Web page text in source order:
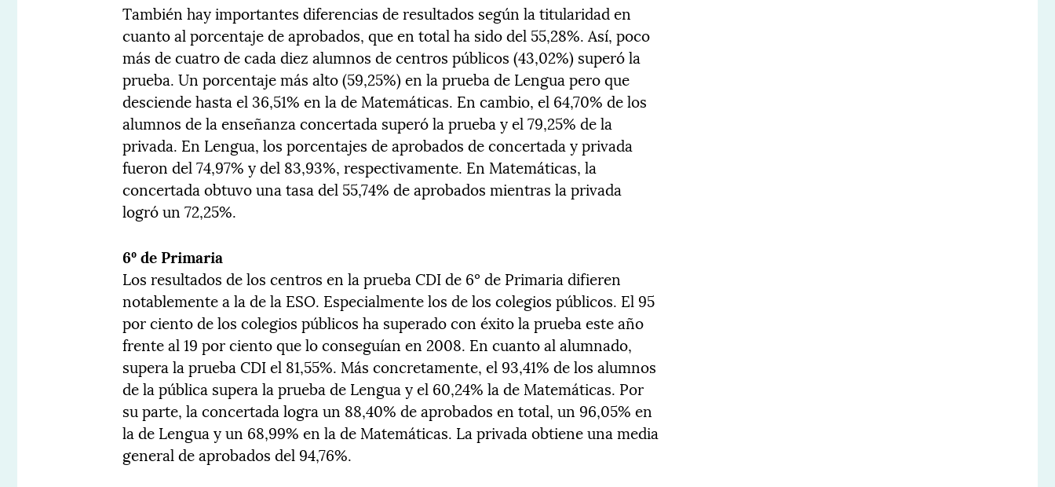
También hay importantes diferencias de resultados según la titularidad en
cuanto al porcentaje de aprobados, que en total ha sido del 55,28%. Así, poco
más de cuatro de cada diez alumnos de centros públicos (43,02%) superó la
prueba. Un porcentaje más alto (59,25%) en la prueba de Lengua pero que
desciende hasta el 36,51% en la de Matemáticas. En cambio, el 64,70% de los
alumnos de la enseñanza concertada superó la prueba y el 79,25% de la
privada. En Lengua, los porcentajes de aprobados de concertada y privada
fueron del 74,97% y del 83,93%, respectivamente. En Matemáticas, la
concertada obtuvo una tasa del 55,74% de aprobados mientras la privada
logró un 72,25%.
6º de Primaria
Los resultados de los centros en la prueba CDI de 6º de Primaria difieren
notablemente a la de la ESO. Especialmente los de los colegios públicos. El 95
por ciento de los colegios públicos ha superado con éxito la prueba este año
frente al 19 por ciento que lo conseguían en 2008. En cuanto al alumnado,
supera la prueba CDI el 81,55%. Más concretamente, el 93,41% de los alumnos
de la pública supera la prueba de Lengua y el 60,24% la de Matemáticas. Por
su parte, la concertada logra un 88,40% de aprobados en total, un 96,05% en
la de Lengua y un 68,99% en la de Matemáticas. La privada obtiene una media
general de aprobados del 94,76%.